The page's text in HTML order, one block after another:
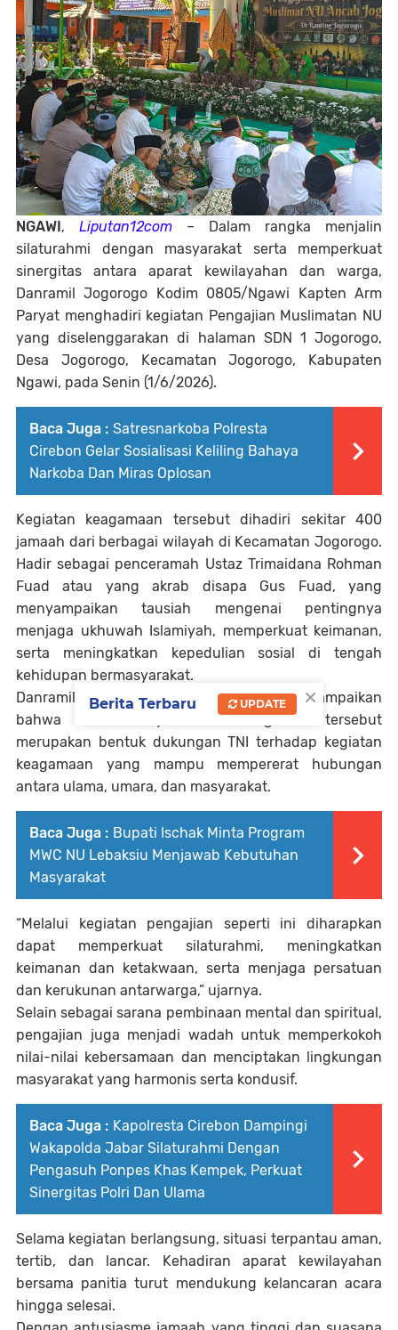
NGAWI, Liputan12com – Dalam rangka menjalin
silaturahmi dengan masyarakat serta memperkuat
sinergitas antara aparat kewilayahan dan warga,
Danramil Jogorogo Kodim 0805/Ngawi Kapten Arm
Paryat menghadiri kegiatan Pengajian Muslimatan NU
yang diselenggarakan di halaman SDN 1 Jogorogo,
Desa Jogorogo, Kecamatan Jogorogo, Kabupaten
Ngawi, pada Senin (1/6/2026).
Baca Juga : Satresnarkoba Polresta
Cirebon Gelar Sosialisasi Keliling Bahaya
Narkoba Dan Miras Oplosan
Kegiatan keagamaan tersebut dihadiri sekitar 400
jamaah dari berbagai wilayah di Kecamatan Jogorogo.
Hadir sebagai penceramah Ustaz Trimaidana Rohman
Fuad atau yang akrab disapa Gus Fuad, yang
menyampaikan tausiah mengenai pentingnya
menjaga ukhuwah Islamiyah, memperkuat keimanan,
serta meningkatkan kepedulian sosial di tengah
kehidupan bermasyarakat.
Danramil Jogorogo Kapten Arm Paryat menyampaikan
bahwa kehadirannya dalam kegiatan tersebut
merupakan bentuk dukungan TNI terhadap kegiatan
keagamaan yang mampu mempererat hubungan
antara ulama, umara, dan masyarakat.
Baca Juga : Bupati Ischak Minta Program
MWC NU Lebaksiu Menjawab Kebutuhan
Masyarakat
“Melalui kegiatan pengajian seperti ini diharapkan
dapat memperkuat silaturahmi, meningkatkan
keimanan dan ketakwaan, serta menjaga persatuan
dan kerukunan antarwarga,” ujarnya.
Selain sebagai sarana pembinaan mental dan spiritual,
pengajian juga menjadi wadah untuk memperkokoh
nilai-nilai kebersamaan dan menciptakan lingkungan
masyarakat yang harmonis serta kondusif.
Baca Juga : Kapolresta Cirebon Dampingi
Wakapolda Jabar Silaturahmi Dengan
Pengasuh Ponpes Khas Kempek, Perkuat
Sinergitas Polri Dan Ulama
Selama kegiatan berlangsung, situasi terpantau aman,
tertib, dan lancar. Kehadiran aparat kewilayahan
bersama panitia turut mendukung kelancaran acara
hingga selesai.
×
Berita Terbaru UPDATE